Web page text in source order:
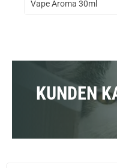
Vape Aroma 30ml
KUNDEN